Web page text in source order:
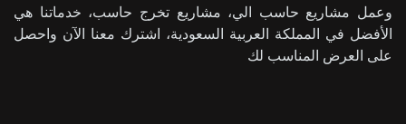
وعمل مشاريع حاسب الي، مشاريع تخرج حاسب، خدماتنا هي
الأفضل في المملكة العربية السعودية، اشترك معنا الآن واحصل
على العرض المناسب لك